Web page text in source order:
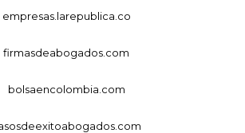
empresas.larepublica.co
firmasdeabogados.com
bolsaencolombia.com